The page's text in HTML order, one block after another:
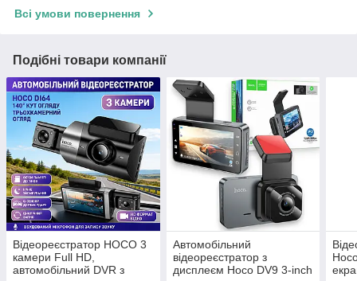
Всі умови повернення
Подібні товари компанії
Відеореєстратор HOCO 3
камери Full HD,
автомобільний DVR з
Автомобільний
відеореєстратор з
дисплеєм Hoco DV9 3-inch